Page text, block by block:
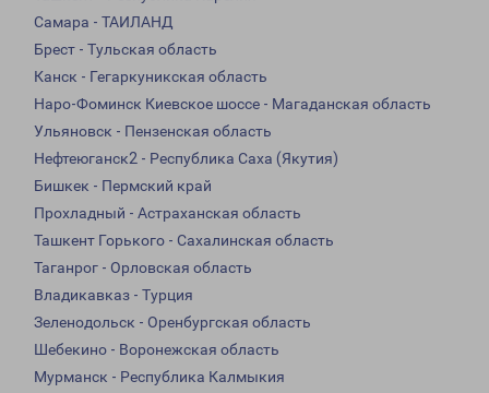
Самара - ТАИЛАНД
Брест - Тульская область
Канск - Гегаркуникская область
Наро-Фоминск Киевское шоссе - Магаданская область
Ульяновск - Пензенская область
Нефтеюганск2 - Республика Саха (Якутия)
Бишкек - Пермский край
Прохладный - Астраханская область
Ташкент Горького - Сахалинская область
Таганрог - Орловская область
Владикавказ - Турция
Зеленодольск - Оренбургская область
Шебекино - Воронежская область
Мурманск - Республика Калмыкия